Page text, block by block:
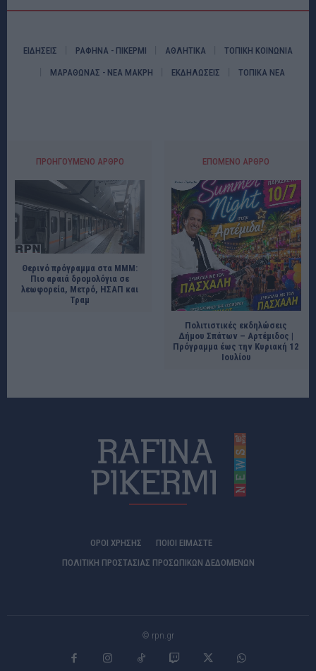
ΕΙΔΗΣΕΙΣ ΡΑΦΗΝΑ - ΠΙΚΕΡΜΙ ΑΘΛΗΤΙΚΑ ΤΟΠΙΚΗ ΚΟΙΝΩΝΙΑ
ΜΑΡΑΘΩΝΑΣ - ΝΕΑ ΜΑΚΡΗ ΕΚΔΗΛΩΣΕΙΣ ΤΟΠΙΚΑ ΝΕΑ
ΠΡΟΗΓΟΎΜΕΝΟ ΆΡΘΡΟ
Θερινό πρόγραμμα στα ΜΜΜ:
Πιο αραιά δρομολόγια σε
λεωφορεία, Μετρό, ΗΣΑΠ και
Τραμ
ΕΠΌΜΕΝΟ ΆΡΘΡΟ
Πολιτιστικές εκδηλώσεις
Δήμου Σπάτων – Αρτέμιδος |
Πρόγραμμα έως την Κυριακή 12
Ιουλίου
ΟΡΟΙ ΧΡΗΣΗΣ
ΠΟΙΟΊ ΕΊΜΑΣΤΕ
ΠΟΛΙΤΙΚΗ ΠΡΟΣΤΑΣΙΑΣ ΠΡΟΣΩΠΙΚΩΝ ΔΕΔΟΜΕΝΩΝ
© rpn.gr